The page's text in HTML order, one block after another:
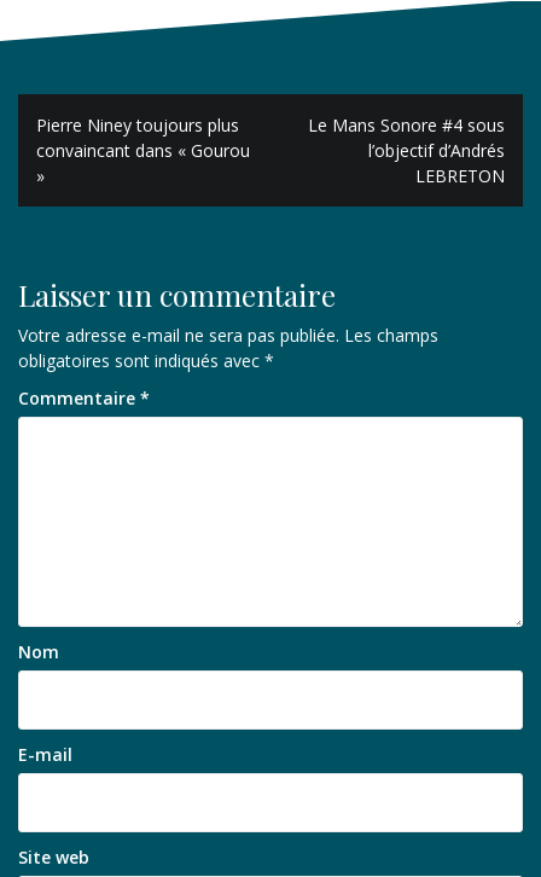
Navigation
de
l’article
Pierre Niney toujours plus
convaincant dans « Gourou
»
Le Mans Sonore #4 sous
l’objectif d’Andrés
LEBRETON
Laisser un commentaire
Votre adresse e-mail ne sera pas publiée. Les champs
obligatoires sont indiqués avec *
Commentaire *
Nom
E-mail
Site web